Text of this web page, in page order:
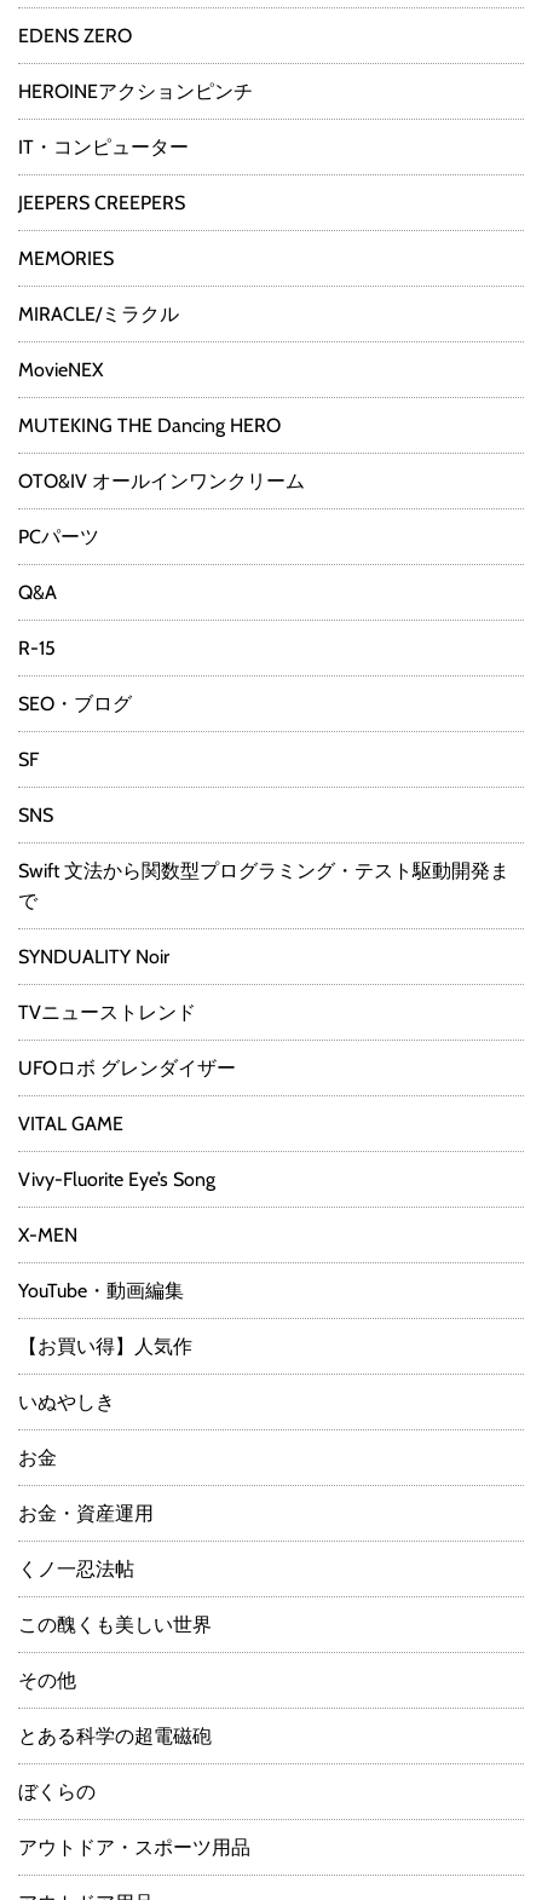
EDENS ZERO
HEROINEアクションピンチ
IT・コンピューター
JEEPERS CREEPERS
MEMORIES
MIRACLE/ミラクル
MovieNEX
MUTEKING THE Dancing HERO
OTO&IV オールインワンクリーム
PCパーツ
Q&A
R-15
SEO・ブログ
SF
SNS
Swift 文法から関数型プログラミング・テスト駆動開発ま
で
SYNDUALITY Noir
TVニューストレンド
UFOロボ グレンダイザー
VITAL GAME
Vivy-Fluorite Eye’s Song
X-MEN
YouTube・動画編集
【お買い得】人気作
いぬやしき
お金
お金・資産運用
くノ一忍法帖
この醜くも美しい世界
その他
とある科学の超電磁砲
ぼくらの
アウトドア・スポーツ用品